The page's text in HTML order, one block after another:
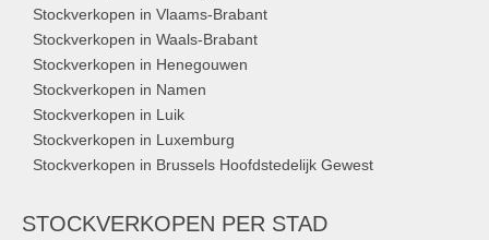
Stockverkopen in Vlaams-Brabant
Stockverkopen in Waals-Brabant
Stockverkopen in Henegouwen
Stockverkopen in Namen
Stockverkopen in Luik
Stockverkopen in Luxemburg
Stockverkopen in Brussels Hoofdstedelijk Gewest
STOCKVERKOPEN PER STAD